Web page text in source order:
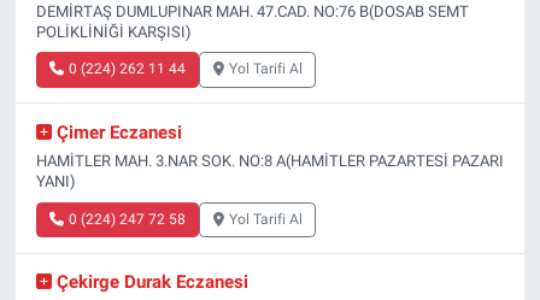
DEMİRTAŞ DUMLUPINAR MAH. 47.CAD. NO:76 B(DOSAB SEMT
POLİKLİNİĞİ KARŞISI)
0 (224) 262 11 44 Yol Tarifi Al
Çimer Eczanesi
HAMİTLER MAH. 3.NAR SOK. NO:8 A(HAMİTLER PAZARTESİ PAZARI
YANI)
0 (224) 247 72 58 Yol Tarifi Al
Çekirge Durak Eczanesi